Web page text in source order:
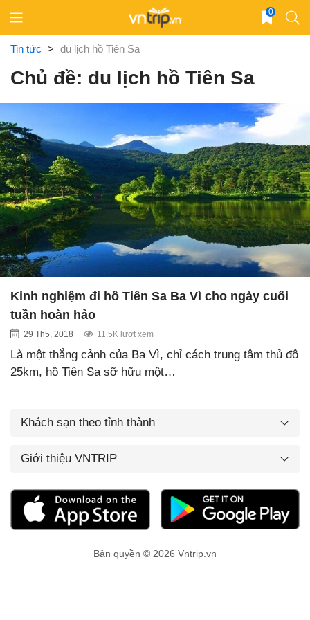
content
0
Tin tức > du lịch hồ Tiên Sa
Chủ đề: du lịch hồ Tiên Sa
Kinh nghiệm đi hồ Tiên Sa Ba Vì cho ngày cuối
tuần hoàn hảo
29 Th5, 2018 11.5K lượt xem
Là một thắng cảnh của Ba Vì, chỉ cách trung tâm thủ đô
25km, hồ Tiên Sa sỡ hữu một…
Khách sạn theo tỉnh thành
Giới thiệu VNTRIP
Bản quyền © 2026 Vntrip.vn